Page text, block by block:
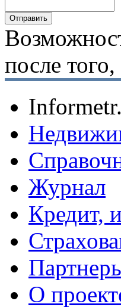
после
Журнал
Кредит,
O